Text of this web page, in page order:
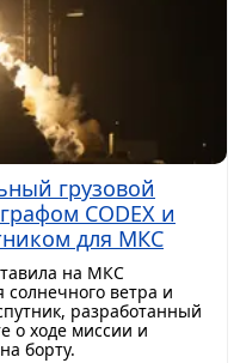
грузовой
CODEX и
для МКС
на МКС
солнечного ветра и
разработанный
о ходе миссии и
борту.